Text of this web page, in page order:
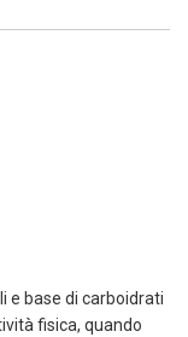
e base di carboidrati
fisica, quando